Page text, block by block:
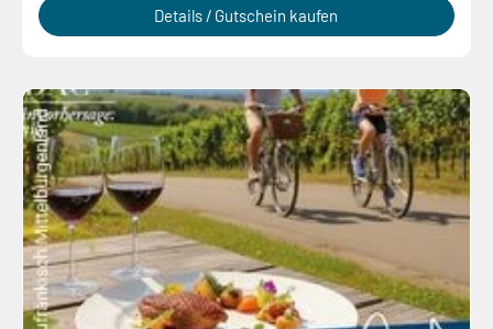
Details / Gutschein kaufen